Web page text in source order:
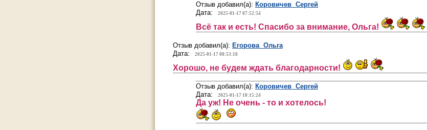
Отзыв добавил(а): Коровичев Сергей
Дата:
2025-01-17 07:52:54
Всё так и есть! Спасибо за внимание, Ольга!
Отзыв добавил(а): Егорова Ольга
Дата:
2025-01-17 08:53:18
Хорошо, не будем ждать благодарности!
Отзыв добавил(а): Коровичев Сергей
Дата:
2025-01-17 10:15:24
Да уж! Не очень - то и хотелось!